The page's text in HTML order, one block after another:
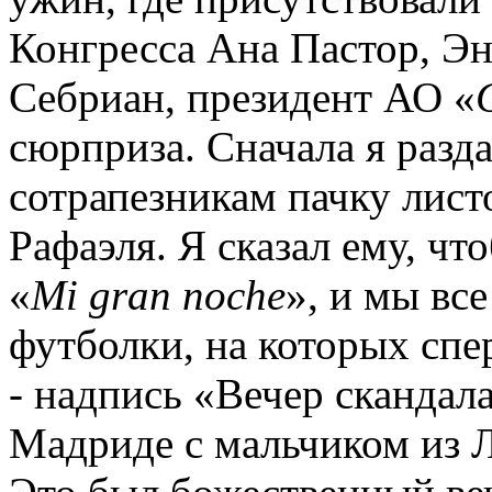
Конгресса Ана Пастор,
Себриан, президент АО «
сюрприза. Сначала я
сотрапезникам пачку
Рафаэля. Я сказал ему,
«Mi gran noche», и мы
футболки, на которых
- надпись «Вечер
Мадриде с мальчиком из